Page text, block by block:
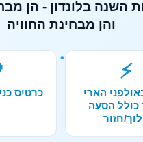
השנה בלונדון - הן
והן מבחינת החוויה
⚡
הארי
כולל הסעה
חזור
כרטיס